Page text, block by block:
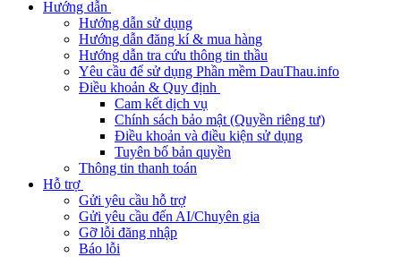
Hướng dẫn
Hướng dẫn sử dụng
Hướng dẫn đăng kí & mua hàng
Hướng dẫn tra cứu thông tin thầu
Yêu cầu để sử dụng Phần mềm DauThau.info
Điều khoản & Quy định
Cam kết dịch vụ
Chính sách bảo mật (Quyền riêng tư)
Điều khoản và điều kiện sử dụng
Tuyên bố bản quyền
Thông tin thanh toán
Hỗ trợ
Gửi yêu cầu hỗ trợ
Gửi yêu cầu đến AI/Chuyên gia
Gỡ lỗi đăng nhập
Báo lỗi